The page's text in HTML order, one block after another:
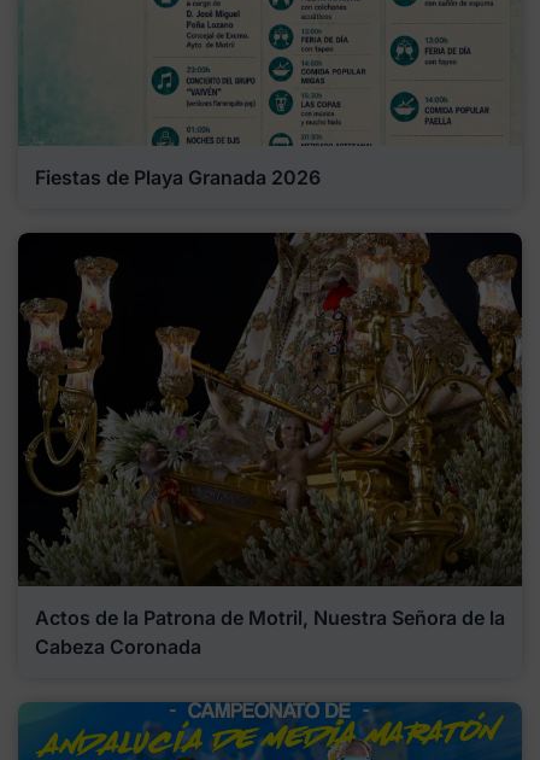
Fiestas de Playa Granada 2026
Actos de la Patrona de Motril, Nuestra Señora de la
Cabeza Coronada